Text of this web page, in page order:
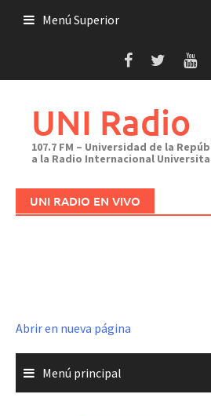
Menú Superior
UNI Radio
107.7 FM – Universidad de la
a la Radio Internacional
UNI RADIO EN VIVO
Abrir en nueva página
Menú principal